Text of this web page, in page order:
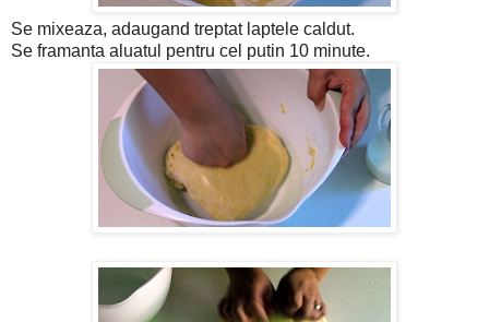
Se mixeaza, adaugand treptat laptele caldut.
Se framanta aluatul pentru cel putin 10 minute.